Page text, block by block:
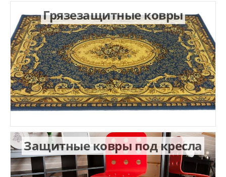
Грязезащитные ковры
Защитные ковры под кресла